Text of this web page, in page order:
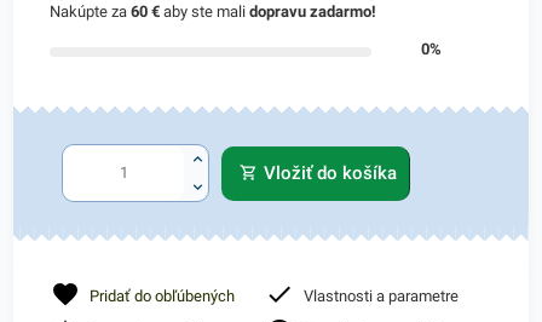
Nakúpte za60 € aby ste malidopravu zadarmo!
0%
Vložiť do košíka
Pridať do obľúbených Vlastnosti a parametre